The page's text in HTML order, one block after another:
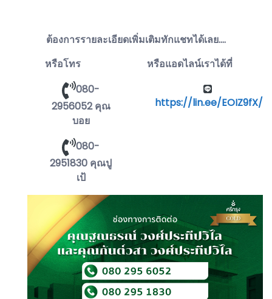
ต้องการรายละเอียดเพิ่มเติมทักแชทได้เลย....
หรือโทร
080-
2956052 คุณ
บอย
080-
2951830 คุณปู
เป้
หรือแอดไลน์เราได้ที่
https://lin.ee/EOIZ9fX/